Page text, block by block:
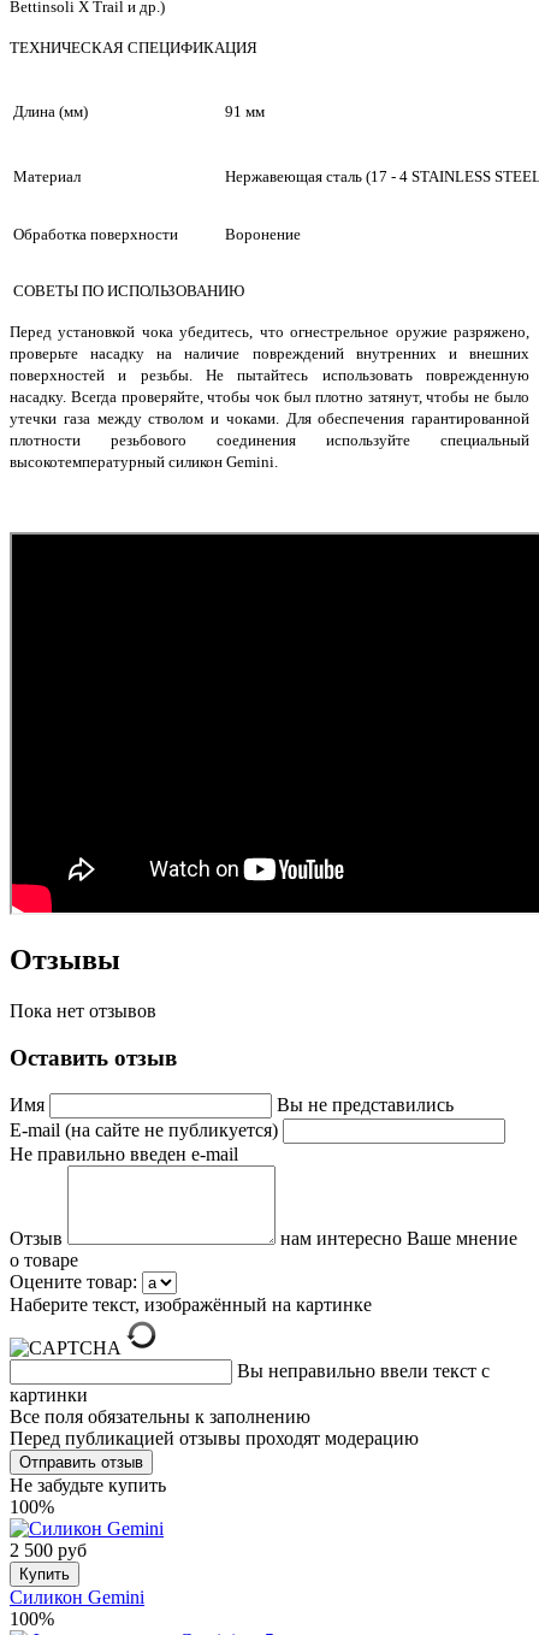
Bettinsoli X Trail и др.)
ТЕХНИЧЕСКАЯ СПЕЦИФИКАЦИЯ
Длина (мм) 91 мм
Материал Нержавеющая сталь (17 - 4 STAINLESS
Обработка поверхности Воронение
СОВЕТЫ ПО ИСПОЛЬЗОВАНИЮ
Перед установкой чока убедитесь, что огнестрельное оружие разряжено,
проверьте насадку на наличие повреждений внутренних и внешних
поверхностей и резьбы. Не пытайтесь использовать поврежденную
насадку. Всегда проверяйте, чтобы чок был плотно затянут, чтобы не было
утечки газа между стволом и чоками. Для обеспечения гарантированной
плотности резьбового соединения используйте специальный
высокотемпературный силикон Gemini.
Отзывы
Пока нет отзывов
Оставить отзыв
Имя
Вы не представились
E-mail (на сайте не публикуется)
Не правильно введен e-mail
Отзыв
нам интересно Ваше мнение
о товаре
Оцените товар:
Наберите текст, изображённый на картинке
Вы неправильно ввели текст с
картинки
Все поля обязательны к заполнению
Перед публикацией отзывы проходят модерацию
Не забудьте купить
100%
2 500 руб
Купить
Силикон Gemini
100%